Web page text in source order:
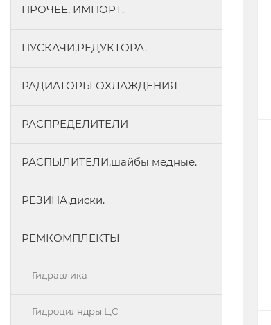
ПРОЧЕЕ, ИМПОРТ.
ПУСКАЧИ,РЕДУКТОРА.
РАДИАТОРЫ ОХЛАЖДЕНИЯ
РАСПРЕДЕЛИТЕЛИ
РАСПЫЛИТЕЛИ,шайбы медные.
РЕЗИНА,диски.
РЕМКОМПЛЕКТЫ
Гидравлика
Гидроцилндры.ЦС